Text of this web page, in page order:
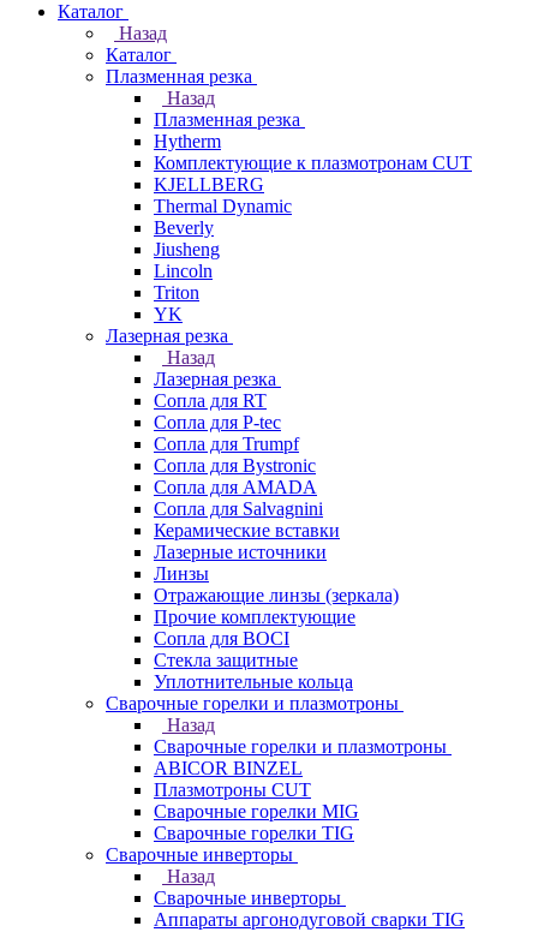
Каталог
Назад
Каталог
Плазменная резка
Назад
Плазменная резка
Hytherm
Комплектующие к плазмотронам CUT
KJELLBERG
Thermal Dynamic
Beverly
Jiusheng
Lincoln
Triton
YK
Лазерная резка
Назад
Лазерная резка
Сопла для RT
Сопла для P-tec
Сопла для Trumpf
Сопла для Bystronic
Сопла для AMADA
Сопла для Salvagnini
Керамические вставки
Лазерные источники
Линзы
Отражающие линзы (зеркала)
Прочие комплектующие
Сопла для BOCI
Стекла защитные
Уплотнительные кольца
Сварочные горелки и плазмотроны
Назад
Сварочные горелки и плазмотроны
ABICOR BINZEL
Плазмотроны CUT
Сварочные горелки MIG
Сварочные горелки TIG
Сварочные инверторы
Назад
Сварочные инверторы
Аппараты аргонодуговой сварки TIG